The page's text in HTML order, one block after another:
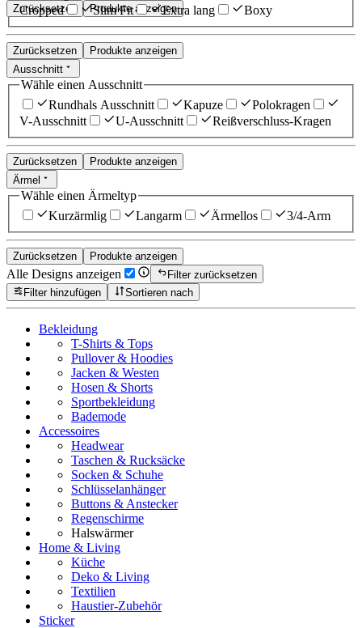
Zurücksetzen Produkte anzeigen
Cropped
Slim Fit Extra lang Boxy
Zurücksetzen
Produkte anzeigen
Ausschnitt
Wähle einen Ausschnitt
Rundhals Ausschnitt
Kapuze
Polokragen
V-Ausschnitt
U-Ausschnitt Reißverschluss-Kragen
Zurücksetzen
Produkte anzeigen
Ärmel
Wähle einen Ärmeltyp
Kurzärmlig
Langarm Ärmellos 3/4-Arm
Zurücksetzen Produkte anzeigen
Alle Designs anzeigen
Filter zurücksetzen
Filter hinzufügen
Sortieren nach
Bekleidung
T-Shirts & Tops
Pullover & Hoodies
Jacken & Westen
Hosen & Shorts
Sportbekleidung
Bademode
Accessoires
Headwear
Taschen & Rucksäcke
Socken & Schuhe
Schlüsselanhänger
Buttons & Anstecker
Regenschirme
Halswärmer
Home & Living
Küche
Deko & Living
Textilien
Haustier-Zubehör
Sticker